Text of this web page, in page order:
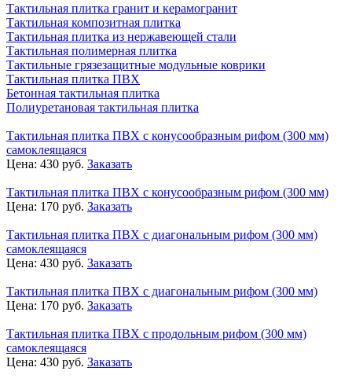
Тактильная плитка гранит и керамогранит
Тактильная композитная плитка
Тактильная плитка из нержавеющей стали
Тактильная полимерная плитка
Тактильные грязезащитные модульные коврики
Тактильная плитка ПВХ
Бетонная тактильная плитка
Полиуретановая тактильная плитка
Тактильная плитка ПВХ с конусообразным рифом (300 мм)
самоклеящаяся
Цена: 430 руб. Заказать
Тактильная плитка ПВХ с конусообразным рифом (300 мм)
Цена: 170 руб. Заказать
Тактильная плитка ПВХ с диагональным рифом (300 мм)
самоклеящаяся
Цена: 430 руб. Заказать
Тактильная плитка ПВХ с диагональным рифом (300 мм)
Цена: 170 руб. Заказать
Тактильная плитка ПВХ с продольным рифом (300 мм)
самоклеящаяся
Цена: 430 руб. Заказать